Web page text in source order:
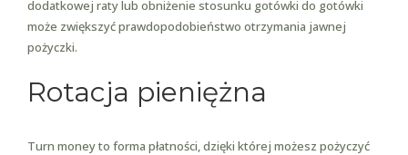
dodatkowej raty lub obniżenie stosunku gotówki do gotówki
może zwiększyć prawdopodobieństwo otrzymania jawnej
pożyczki.
Rotacja pieniężna
Turn money to forma płatności, dzięki której możesz pożyczyć